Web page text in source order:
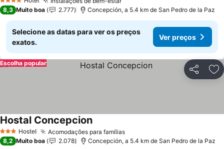
4 Estrelas Ver preços
8,3 Muito boa 2.777 Concepción, a 5.4 km de San Pedro de la Paz
Selecione as datas para ver os preços
exatos.
Ver preços
Partilhar
Escolha popular
3 EstrelasHostel Acomodações para famíliasVer preços
Hostal ConcepcionVer preços
8,2 Muito boa 2.078 Concepción, a 5.4 km de San Pedro de la Paz